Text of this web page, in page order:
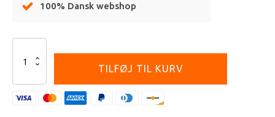
100% Dansk webshop
STAND
FOLDABLE
TILFØJ TIL KURV